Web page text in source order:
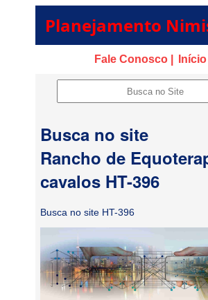
Planejamento
Fale Conosco | Início
Busca no site
Rancho de
cavalos HT-396
Busca no site HT-396